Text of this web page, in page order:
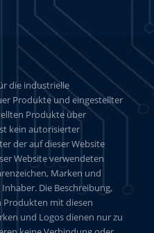
die industrielle
Produkte und eingestellter
Produkte über
kein autorisierter
der auf dieser Website
Website verwendeten
Marken und
Die Beschreibung,
Produkten mit diesen
und Logos dienen nur zu